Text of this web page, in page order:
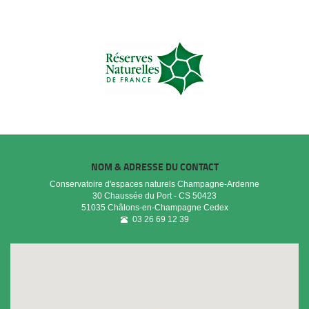
NOM & ADRESSE DU CONTACT
Conservatoire d'espaces naturels Champagne-Ardenne
30 Chaussée du Port - CS 50423
51035 Châlons-en-Champagne Cedex
03 26 69 12 39